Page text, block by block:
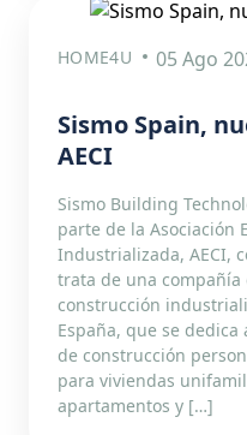
HOME4U 05 Ago
Sismo Spain,
AECI
Sismo Building
parte de la Asociación
Industrializada, AECI,
trata de una compañía
construcción
España, que se
de construcción
para viviendas
apartamentos y […]